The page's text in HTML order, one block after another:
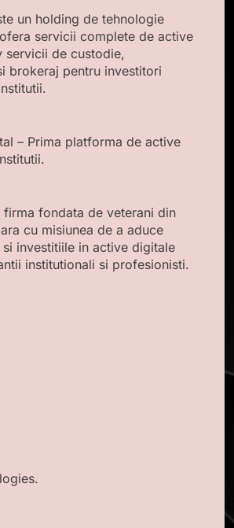
un holding de tehnologie
servicii complete de active
servicii de custodie,
brokeraj pentru investitori
– Prima platforma de active
firma fondata de veterani din
cu misiunea de a aduce
investitiile in active digitale
institutionali si profesionisti.